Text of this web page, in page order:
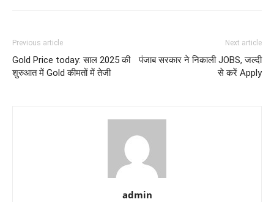
Previous article
Gold Price today: साल 2025 की
शुरुआत में Gold कीमतों में तेजी
Next article
पंजाब सरकार ने निकाली JOBS, जल्दी
से करें Apply
admin